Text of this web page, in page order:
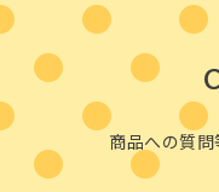
商品への質問